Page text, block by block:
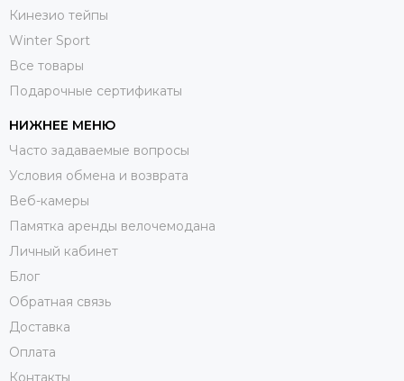
Кинезио тейпы
Winter Sport
Все товары
Подарочные сертификаты
НИЖНЕЕ МЕНЮ
Часто задаваемые вопросы
Условия обмена и возврата
Веб-камеры
Памятка аренды велочемодана
Личный кабинет
Блог
Обратная связь
Доставка
Оплата